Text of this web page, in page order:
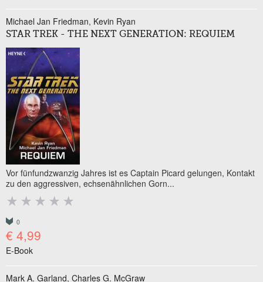
Michael Jan Friedman Kevin Ryan
STAR TREK - THE NEXT GENERATION: REQUIEM
Vor fünfundzwanzig Jahres ist es Captain Picard gelungen, Kontakt
zu den aggressiven, echsenähnlichen Gorn...
0
€ 4,99
E-Book
Mark A. Garland Charles G. McGraw